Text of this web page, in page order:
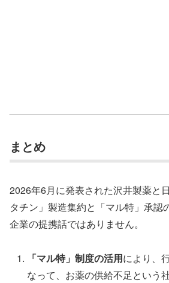
まとめ
2026年6月に発表された沢井製薬と
タチン」製造集約と「マル特」承認
企業の提携話ではありません。
「マル特」制度の活用により、
なって、お薬の供給不足という